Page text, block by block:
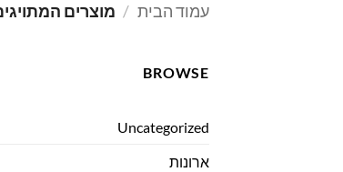
עמוד הבית / מוצרים
BROWSE
Uncategorized
ארונות